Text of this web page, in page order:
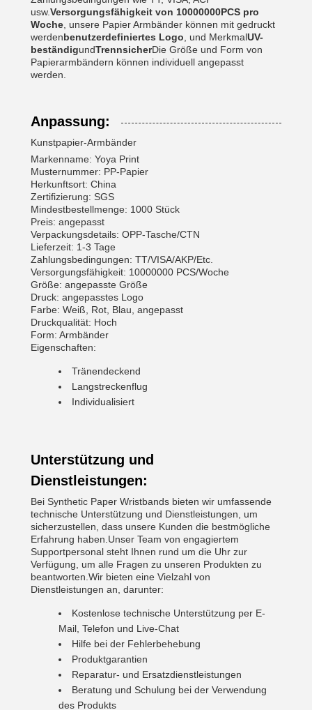
usw.Versorgungsfähigkeit von 10000000PCS pro
Woche , unsere Papier Armbänder können mit gedruckt
werdenbenutzerdefiniertes Logo , und MerkmalUV-
beständigundTrennsicherDie Größe und Form von
Papierarmbändern können individuell angepasst
werden.
Anpassung:
Kunstpapier-Armbänder
Markenname: Yoya Print
Musternummer: PP-Papier
Herkunftsort: China
Zertifizierung: SGS
Mindestbestellmenge: 1000 Stück
Preis: angepasst
Verpackungsdetails: OPP-Tasche/CTN
Lieferzeit: 1-3 Tage
Zahlungsbedingungen: TT/VISA/AKP/Etc.
Versorgungsfähigkeit: 10000000 PCS/Woche
Größe: angepasste Größe
Druck: angepasstes Logo
Farbe: Weiß, Rot, Blau, angepasst
Druckqualität: Hoch
Form: Armbänder
Eigenschaften:
Tränendeckend
Langstreckenflug
Individualisiert
Unterstützung und
Dienstleistungen:
Bei Synthetic Paper Wristbands bieten wir umfassende
technische Unterstützung und Dienstleistungen, um
sicherzustellen, dass unsere Kunden die bestmögliche
Erfahrung haben.Unser Team von engagiertem
Supportpersonal steht Ihnen rund um die Uhr zur
Verfügung, um alle Fragen zu unseren Produkten zu
beantworten.Wir bieten eine Vielzahl von
Dienstleistungen an, darunter:
Kostenlose technische Unterstützung per E-
Mail, Telefon und Live-Chat
Hilfe bei der Fehlerbehebung
Produktgarantien
Reparatur- und Ersatzdienstleistungen
Beratung und Schulung bei der Verwendung
des Produkts